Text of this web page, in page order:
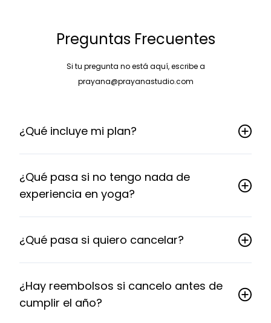
Preguntas Frecuentes
Si tu pregunta no está aquí, escribe a
prayana@prayanastudio.com
¿Qué incluye mi plan?
¿Qué pasa si no tengo nada de
experiencia en yoga?
¿Qué pasa si quiero cancelar?
¿Hay reembolsos si cancelo antes de
cumplir el año?